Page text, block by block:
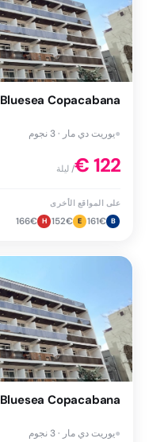
Bluesea Copacabana
●يوريت دي مار · 3 نجوم
122
€/ ليلة
على المواقع الأخرى
B
161€
E
152€
H
166€
Bluesea Copacabana
●يوريت دي مار · 3 نجوم